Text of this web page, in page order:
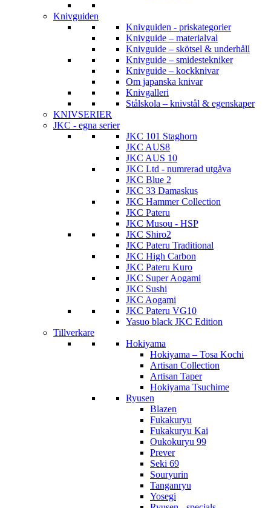
Knivguiden
Knivguiden - priskategorier
Knivguide – materialval
Knivguide – skötsel & underhåll
Knivguide – smidestekniker
Knivguide – kockknivar
Om japanska knivar
Knivgalleri
Stålskola – knivstål & egenskaper
KNIVSERIER
JKC - egna serier
JKC 101 Staghorn
JKC AUS8
JKC AUS 10
JKC Ltd - numrerad utgåva
JKC Blue 2
JKC 33 Damaskus
JKC Hammer Collection
JKC Pateru
JKC Musou - HSP
JKC Shiro2
JKC Pateru Traditional
JKC High Carbon
JKC Pateru Kuro
JKC Super Aogami
JKC Sushi
JKC Aogami
JKC Pateru VG10
Yasuo black JKC Edition
Tillverkare
Hokiyama
Hokiyama – Tosa Kochi
Artisan Collection
Artisan Taper
Hokiyama Tsuchime
Ryusen
Blazen
Fukakuryu
Fukakuryu Kai
Oukokuryu 99
Prever
Seki 69
Souryurin
Tanganryu
Yosegi